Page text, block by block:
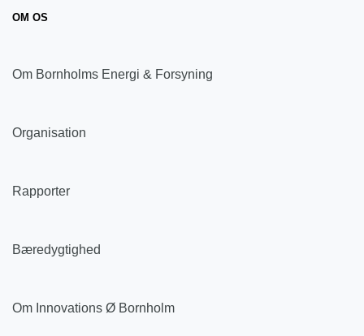
OM OS
Om Bornholms Energi & Forsyning
Organisation
Rapporter
Bæredygtighed
Om Innovations Ø Bornholm